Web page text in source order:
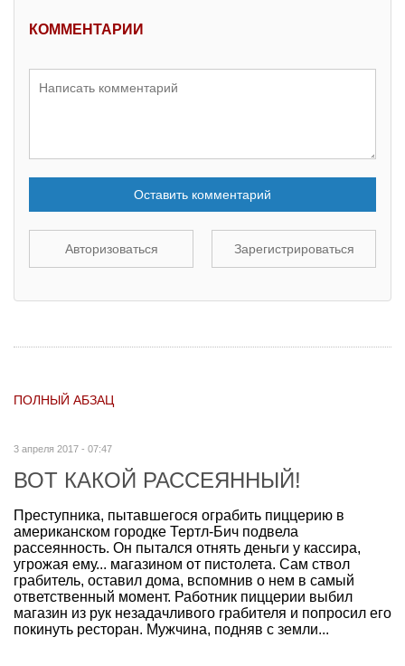
КОММЕНТАРИИ
Оставить комментарий
Авторизоваться Зарегистрироваться
ПОЛНЫЙ АБЗАЦ
3 апреля 2017 - 07:47
ВОТ КАКОЙ РАССЕЯННЫЙ!
Преступника, пытавшегося ограбить пиццерию в
американском городке Тертл-Бич подвела
рассеянность. Он пытался отнять деньги у кассира,
угрожая ему... магазином от пистолета. Сам ствол
грабитель, оставил дома, вспомнив о нем в самый
ответственный момент. Работник пиццерии выбил
магазин из рук незадачливого грабителя и попросил его
покинуть ресторан. Мужчина, подняв с земли...